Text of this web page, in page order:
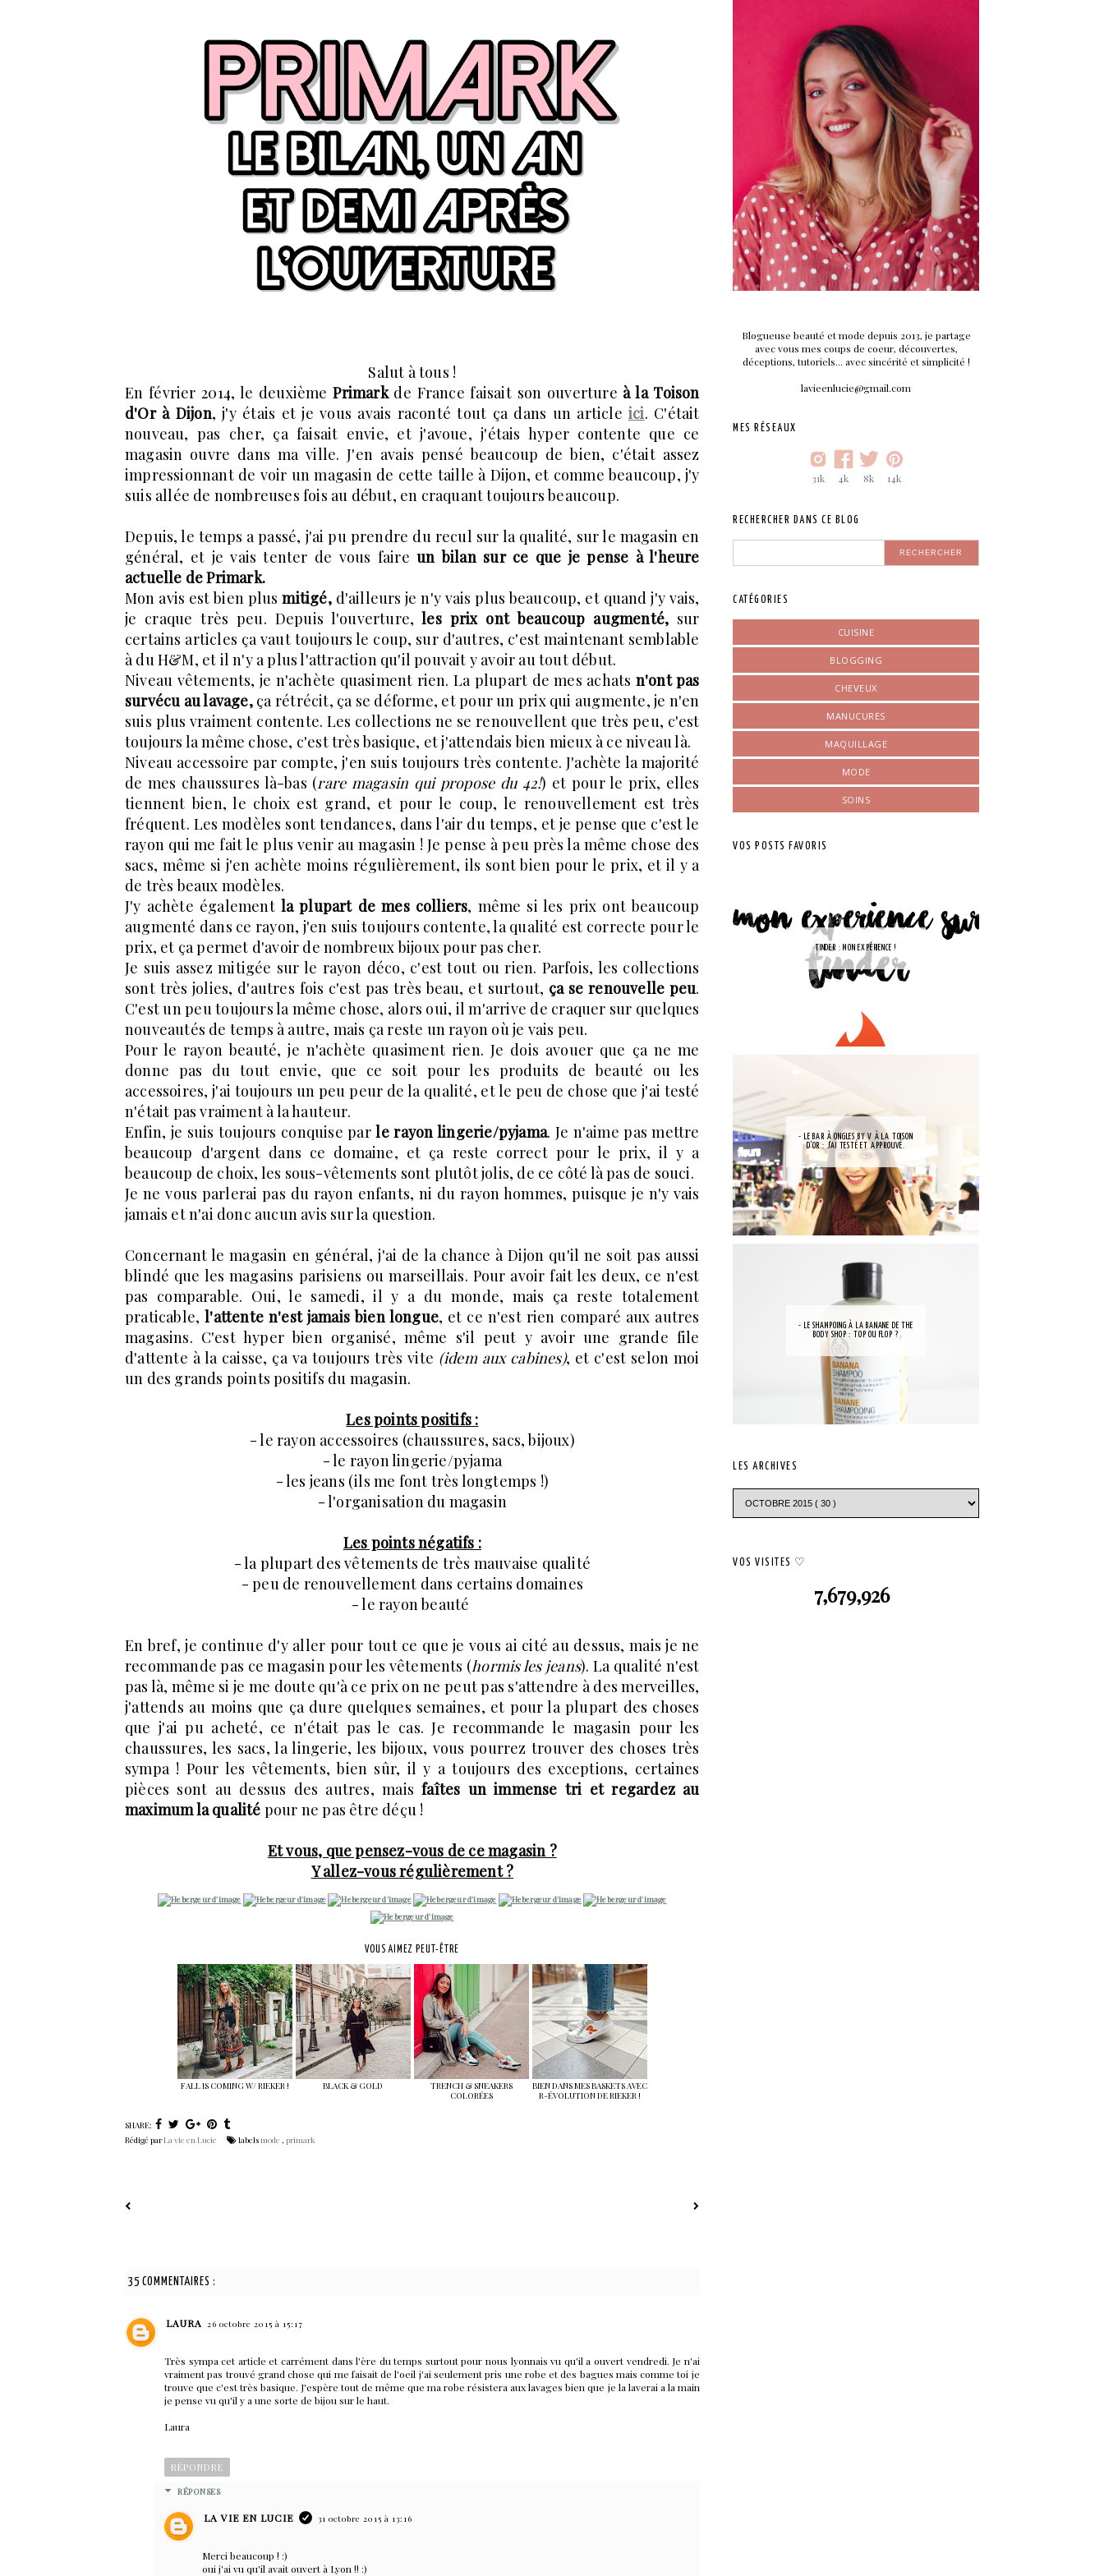
Salut à tous !
En février 2014, le deuxièmePrimarkde France faisait son ouverture à la Toison
d'Or à Dijon, j'y étais et je vous avais raconté tout ça dans un articleici. C'était
nouveau, pas cher, ça faisait envie, et j'avoue, j'étais hyper contente que ce
magasin ouvre dans ma ville. J'en avais pensé beaucoup de bien, c'était assez
impressionnant de voir un magasin de cette taille à Dijon, et comme beaucoup, j'y
suis allée de nombreuses fois au début, en craquant toujours beaucoup.
Depuis, le temps a passé, j'ai pu prendre du recul sur la qualité, sur le magasin en
général, et je vais tenter de vous faireun bilan sur ce que je pense à l'heure
actuelle de Primark.
Mon avis est bien plusmitigé,d'ailleurs je n'y vais plus beaucoup, et quand j'y vais,
je craque très peu. Depuis l'ouverture, les prix ont beaucoup augmenté, sur
certains articles ça vaut toujours le coup, sur d'autres, c'est maintenant semblable
à du H&M, et il n'y a plus l'attraction qu'il pouvait y avoir au tout début.
Niveau vêtements, je n'achète quasiment rien. La plupart de mes achats n'ont pas
survécu au lavage,ça rétrécit, ça se déforme, et pour un prix qui augmente, je n'en
suis plus vraiment contente. Les collections ne se renouvellent que très peu, c'est
toujours la même chose, c'est très basique, et j'attendais bien mieux à ce niveau là.
Niveau accessoire par compte, j'en suis toujours très contente. J'achète la majorité
de mes chaussures là-bas (rare magasin qui propose du 42!) et pour le prix, elles
tiennent bien, le choix est grand, et pour le coup, le renouvellement est très
fréquent. Les modèles sont tendances, dans l'air du temps, et je pense que c'est le
rayon qui me fait le plus venir au magasin ! Je pense à peu près la même chose des
sacs, même si j'en achète moins régulièrement, ils sont bien pour le prix, et il y a
de très beaux modèles.
J'y achète également la plupart de mes colliers, même si les prix ont beaucoup
augmenté dans ce rayon, j'en suis toujours contente, la qualité est correcte pour le
prix, et ça permet d'avoir de nombreux bijoux pour pas cher.
Je suis assez mitigée sur le rayon déco, c'est tout ou rien. Parfois, les collections
sont très jolies, d'autres fois c'est pas très beau, et surtout, ça se renouvelle peu.
C'est un peu toujours la même chose, alors oui, il m'arrive de craquer sur quelques
nouveautés de temps à autre, mais ça reste un rayon où je vais peu.
Pour le rayon beauté, je n'achète quasiment rien. Je dois avouer que ça ne me
donne pas du tout envie, que ce soit pour les produits de beauté ou les
accessoires, j'ai toujours un peu peur de la qualité, et le peu de chose que j'ai testé
n'était pas vraiment à la hauteur.
Enfin, je suis toujours conquise parle rayon lingerie/pyjama. Je n'aime pas mettre
beaucoup d'argent dans ce domaine, et ça reste correct pour le prix, il y a
beaucoup de choix, les sous-vêtements sont plutôt jolis, de ce côté là pas de souci.
Je ne vous parlerai pas du rayon enfants, ni du rayon hommes, puisque je n'y vais
jamais et n'ai donc aucun avis sur la question.
Concernant le magasin en général, j'ai de la chance à Dijon qu'il ne soit pas aussi
blindé que les magasins parisiens ou marseillais. Pour avoir fait les deux, ce n'est
pas comparable. Oui, le samedi, il y a du monde, mais ça reste totalement
praticable,l'attente n'est jamais bien longue, et ce n'est rien comparé aux autres
magasins. C'est hyper bien organisé, même s'il peut y avoir une grande file
d'attente à la caisse, ça va toujours très vite (idem aux cabines), et c'est selon moi
un des grands points positifs du magasin.
Les points positifs :
- le rayon accessoires (chaussures, sacs, bijoux)
- le rayon lingerie/pyjama
- les jeans (ils me font très longtemps !)
- l'organisation du magasin
Les points négatifs :
- la plupart des vêtements de très mauvaise qualité
- peu de renouvellement dans certains domaines
- le rayon beauté
En bref, je continue d'y aller pour tout ce que je vous ai cité au dessus, mais je ne
recommande pas ce magasin pour les vêtements (hormis les jeans). La qualité n'est
pas là, même si je me doute qu'à ce prix on ne peut pas s'attendre à des merveilles,
j'attends au moins que ça dure quelques semaines, et pour la plupart des choses
que j'ai pu acheté, ce n'était pas le cas. Je recommande le magasin pour les
chaussures, les sacs, la lingerie, les bijoux, vous pourrez trouver des choses très
sympa ! Pour les vêtements, bien sûr, il y a toujours des exceptions, certaines
pièces sont au dessus des autres, maisfaîtes un immense tri et regardez au
maximum la qualité pour ne pas être déçu !
Et vous, que pensez-vous de ce magasin ?
Y allez-vous régulièrement ?
VOUS AIMEZ PEUT-ÊTRE
FALL IS COMING W/ RIEKER ! BLACK & GOLD
TRENCH & SNEAKERS
COLORÉES
BIEN DANS MES BASKETS AVEC
R-ÉVOLUTION DE RIEKER !
SHARE:
Rédigé parLa vie en Lucie labelsmode , primark
35 COMMENTAIRES :
LAURA 26 octobre 2015 à 15:17
Très sympa cet article et carrément dans l'ère du temps surtout pour nous lyonnais vu qu'il a ouvert vendredi. Je n'ai
vraiment pas trouvé grand chose qui me faisait de l'oeil j'ai seulement pris une robe et des bagues mais comme toi je
trouve que c'est très basique. J'espère tout de même que ma robe résistera aux lavages bien que je la laverai a la main
je pense vu qu'il y a une sorte de bijou sur le haut.
Laura
RÉPONDRE
RÉPONSES
LA VIE EN LUCIE 31 octobre 2015 à 13:16
Merci beaucoup ! :)
oui j'ai vu qu'il avait ouvert à Lyon !! :)
Blogueuse beauté et mode depuis 2013, je partage
avec vous mes coups de coeur, découvertes,
déceptions, tutoriels... avec sincérité et simplicité !
lavieenlucie@gmail.com
MES RÉSEAUX
31k 4k 8k 14k
RECHERCHER DANS CE BLOG
CATÉGORIES
CUISINE
BLOGGING
CHEVEUX
MANUCURES
MAQUILLAGE
MODE
SOINS
VOS POSTS FAVORIS
TINDER : MON EXPÉRIENCE !
- LE BAR À ONGLES BY V À LA TOISON
D'OR : J'AI TESTÉ ET APPROUVÉ.
- LE SHAMPOING À LA BANANE DE THE
BODY SHOP : TOP OU FLOP ?
LES ARCHIVES
VOS VISITES ♡
7,679,926